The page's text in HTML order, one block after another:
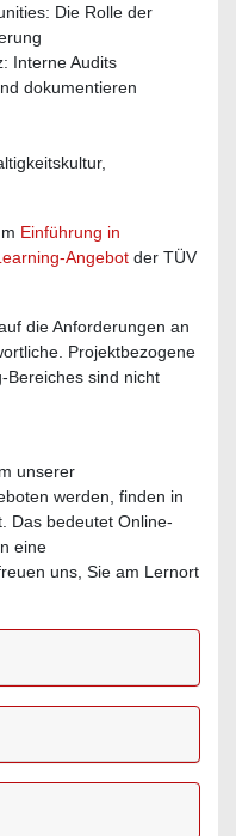
Die Rolle der
Interne Audits
dokumentieren
Einführung in
Angebot der TÜV
die Anforderungen an
Projektbezogene
Bereiches sind nicht
unserer
werden, finden in
Das bedeutet Online-
eine
uns, Sie am Lernort